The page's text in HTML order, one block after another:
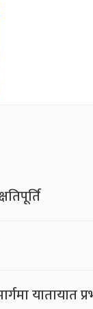
यातायात